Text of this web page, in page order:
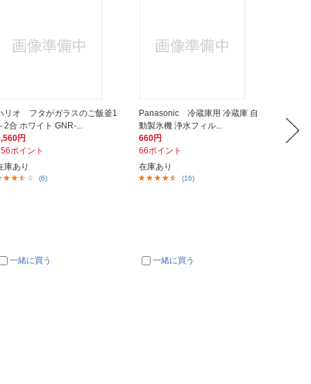
リオ フタがガラスのご飯釜1
2合 ホワイト GNR-...
円
ポイント
庫あり
(6)
一緒に買う
Panasonic 冷蔵庫用 冷蔵庫 自
動製氷機 浄水フィル...
660円
66ポイント
在庫あり
(16)
一緒に買う
ットL
207円